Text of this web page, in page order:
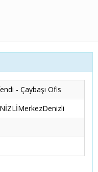
- Çaybaşı Ofis